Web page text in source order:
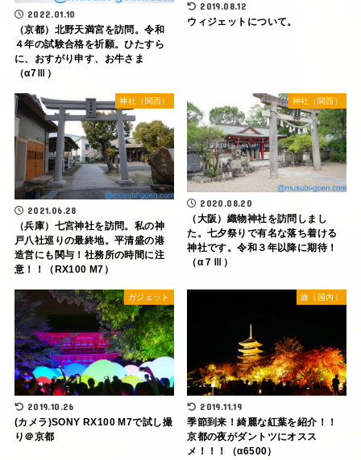
2022.01.10
（京都）北野天満宮を訪問。令和
４年の試験合格を祈願。ひたすら
に、おすがり申す、お牛さま
（α7Ⅲ）
2019.08.12
ウィジェットについて。
神社（関西）
2021.06.28
（兵庫）七宮神社を訪問。私の神
戸八社巡りの最終地。平清盛の港
造営にも関与！社務所の時間に注
意！！（RX100 M7）
神社（関西）
2020.08.20
（大阪）織物神社を訪問しまし
た。七夕祭りで有名な落ち着ける
神社です。令和３年以降に期待！
（α７Ⅲ）
ガジェット
2019.10.26
(カメラ)SONY RX100 M7で試し撮
り＠京都
旅（国内）
2019.11.19
季節到来！綺麗な紅葉を紹介！！
京都の夜がダントツにオスス
メ！！！（α6500）